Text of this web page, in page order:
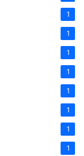
1
1
1
1
1
1
1
1